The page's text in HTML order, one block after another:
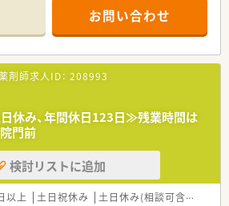
と小児科が中心となっており、近隣にあるクリ
箋をメインに受け付けている店舗です。
方箋を応需しており、薬剤師は常時3名程度
ます。
人物像について】
の体制強化を見据えた定期採用となってお
営を担うフレッシュな正社員の方を募集してい
やる気持ちを大切にし、多職種と連携しなが
事に取り組める協調性のある方を求めていま
いませんが、地域医療に貢献したいという強い
上心を持って挑戦し続けられる方を歓迎しま
お問い合わせ
剤師求人ID： 208993
日休み、年間休日123日≫残業時間は
門前
検討リストに追加
以上 土日祝休み 土日休み(相談可含む)